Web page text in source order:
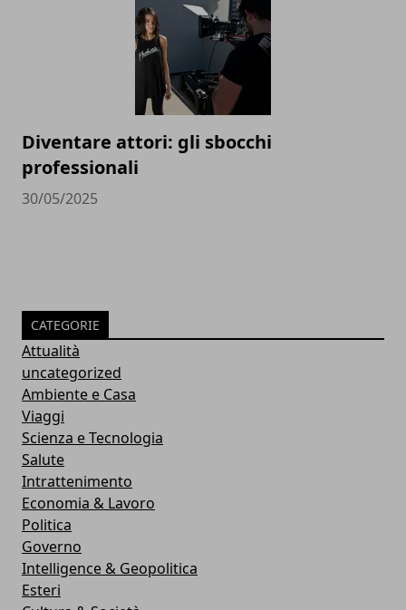
Diventare attori: gli sbocchi
professionali
30/05/2025
CATEGORIE
Attualità
uncategorized
Ambiente e Casa
Viaggi
Scienza e Tecnologia
Salute
Intrattenimento
Economia & Lavoro
Politica
Governo
Intelligence & Geopolitica
Esteri